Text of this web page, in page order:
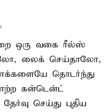
ஒரு வகை ரீல்ஸ்
லைக் செய்தாலோ,
தொடர்ந்து
கன்டென்ட்
செய்து புதிய